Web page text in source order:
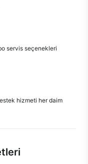
servis seçenekleri
hizmeti her daim